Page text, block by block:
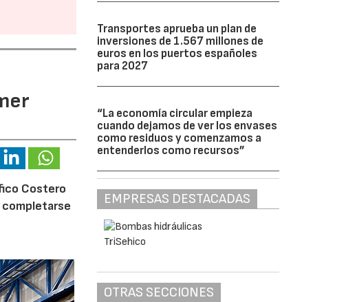
Costero
completarse
Transportes aprueba un plan de
inversiones de 1.567 millones de
euros en los puertos españoles
para 2027
“La economía circular empieza
cuando dejamos de ver los envases
como residuos y comenzamos a
entenderlos como recursos”
EMPRESAS DESTACADAS
OTRAS SECCIONES